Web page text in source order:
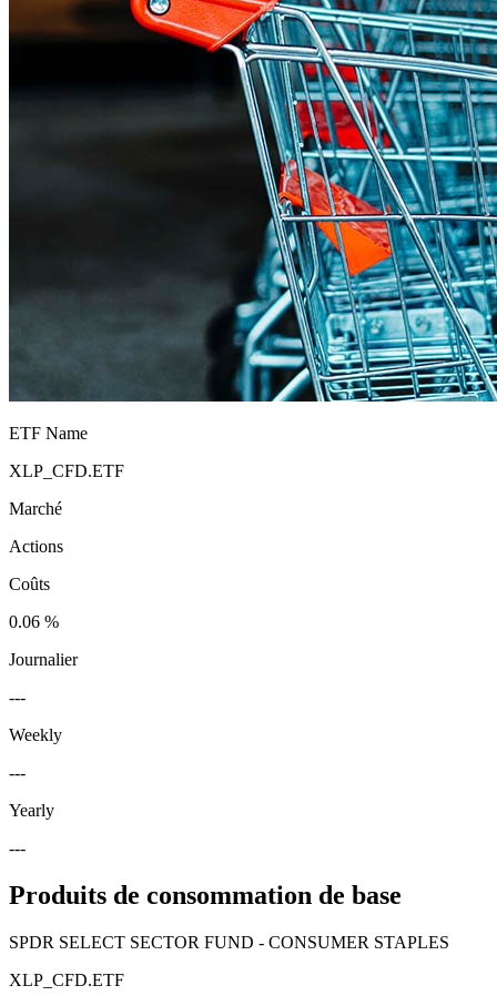
ETF Name
XLP_CFD.ETF
Marché
Actions
Coûts
0.06 %
Journalier
---
Weekly
---
Yearly
---
Produits de consommation de base
SPDR SELECT SECTOR FUND - CONSUMER STAPLES
XLP_CFD.ETF